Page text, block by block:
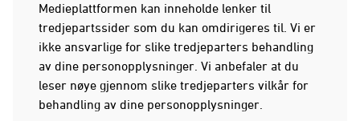
Medieplattformen kan inneholde lenker til
tredjepartssider som du kan omdirigeres til. Vi er
ikke ansvarlige for slike tredjeparters behandling
av dine personopplysninger. Vi anbefaler at du
leser nøye gjennom slike tredjeparters vilkår for
behandling av dine personopplysninger.